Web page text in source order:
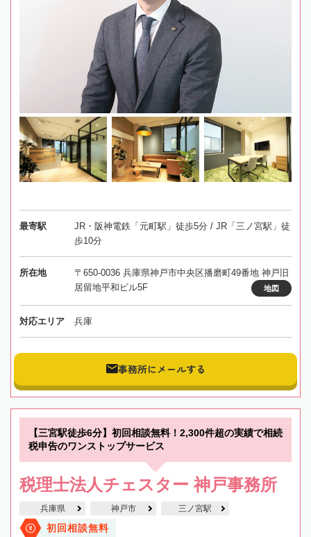
最寄駅
JR・阪神電鉄「元町駅」徒歩5分 / JR「三ノ宮駅」徒
歩10分
所在地
〒650-0036 兵庫県神戸市中央区播磨町49番地 神戸旧
居留地平和ビル5F
地図
対応エリア 兵庫
事務所にメールする
【三宮駅徒歩6分】初回相談無料！2,300件超の実績で相続
税申告のワンストップサービス
税理士法人チェスター 神戸事務所
兵庫県 神戸市 三ノ宮駅
初回相談無料